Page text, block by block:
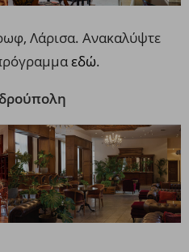
Λάρισα. Ανακαλύψτε
εδώ.